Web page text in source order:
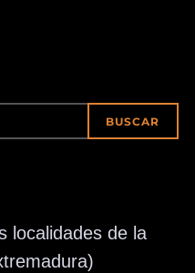
BUSCAR
localidades de la